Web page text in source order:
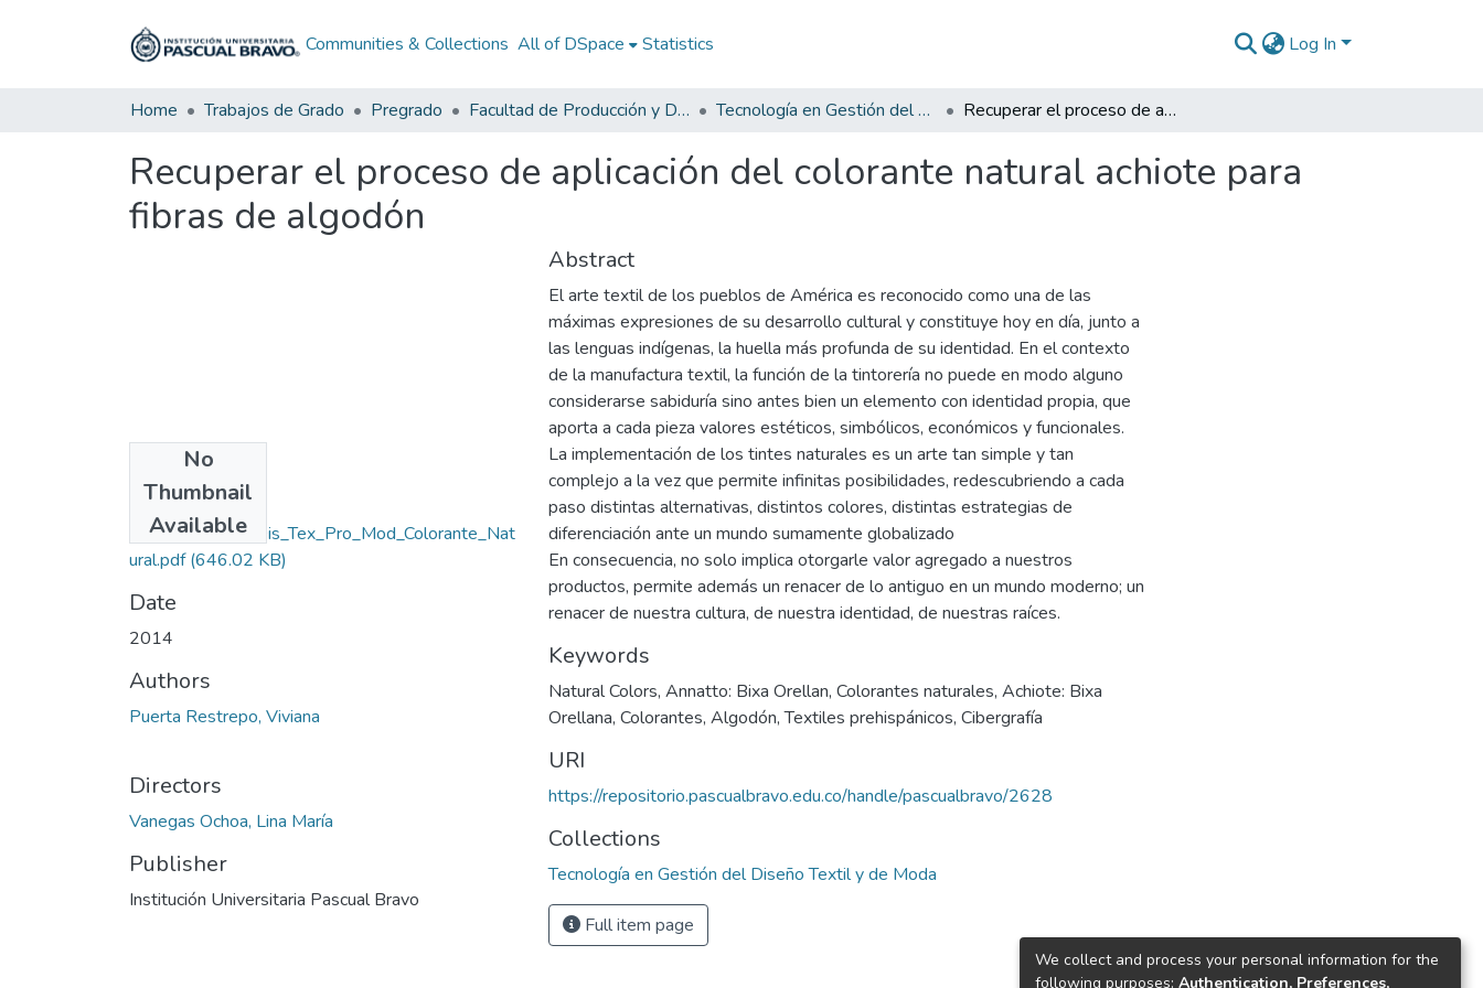
Communities & Collections All of DSpace Statistics Log In
Home Trabajos de Grado Pregrado Facultad de Producción y Diseño Tecnología en Gestión del Diseño Textil y de Moda Recuperar el proceso de aplicación del colorante natural achiote para fibras de algodón
Recuperar el proceso de aplicación del colorante natural achiote para
fibras de algodón
No
Thumbnail
Available
Rep_IUPB_Tec_Dis_Tex_Pro_Mod_Colorante_Nat
ural.pdf(646.02 KB)
Date
2014
Authors
Puerta Restrepo, Viviana
Directors
Vanegas Ochoa, Lina María
Publisher
Institución Universitaria Pascual Bravo
Abstract
El arte textil de los pueblos de América es reconocido como una de las
máximas expresiones de su desarrollo cultural y constituye hoy en día, junto a
las lenguas indígenas, la huella más profunda de su identidad. En el contexto
de la manufactura textil, la función de la tintorería no puede en modo alguno
considerarse sabiduría sino antes bien un elemento con identidad propia, que
aporta a cada pieza valores estéticos, simbólicos, económicos y funcionales.
La implementación de los tintes naturales es un arte tan simple y tan
complejo a la vez que permite infinitas posibilidades, redescubriendo a cada
paso distintas alternativas, distintos colores, distintas estrategias de
diferenciación ante un mundo sumamente globalizado
En consecuencia, no solo implica otorgarle valor agregado a nuestros
productos, permite además un renacer de lo antiguo en un mundo moderno; un
renacer de nuestra cultura, de nuestra identidad, de nuestras raíces.
Keywords
Natural Colors, Annatto: Bixa Orellan, Colorantes naturales, Achiote: Bixa
Orellana, Colorantes, Algodón,Textiles prehispánicos, Cibergrafía
URI
https://repositorio.pascualbravo.edu.co/handle/pascualbravo/2628
Collections
Tecnología en Gestión del Diseño Textil y de Moda
Full item page
We collect and process your personal information for the
following purposes: Authentication, Preferences,